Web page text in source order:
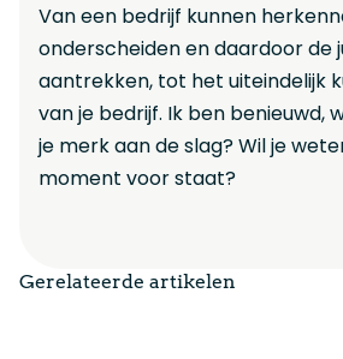
Van een bedrijf kunnen
onderscheiden en daardoor de
aantrekken, tot het uiteindelijk
van je bedrijf. Ik ben benieuwd,
je merk aan de slag? Wil je
moment voor staat?
Gerelateerde artikelen